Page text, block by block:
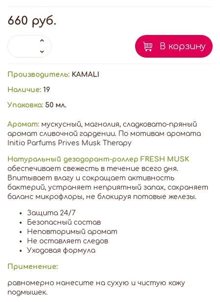
660 руб.
В корзину
Производитель: KAMALI
Наличие: 19
Упаковка: 50 мл.
Аромат: мускусный, магнолия, сладковато-пряный
аромат сливочной гардении. По мотивам аромата
Initio Parfums Prives Musk Therapy
Натуральный дезодорант-роллер FRESH MUSK
обеспечивает свежесть в течение всего дня.
Впитывает влагу и сокращает активность
бактерий, устраняет неприятный запах, сохраняет
баланс микрофлоры, не блокируя потовые железы.
Защита 24/7
Безопасный состав
Неповторимый аромат
Не оставляет следов
Уходовая формула
Применение:
равномерно нанесите на сухую и чистую кожу
подмышек.